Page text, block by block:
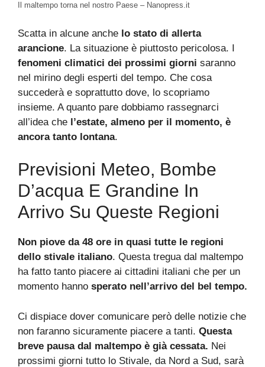
Il maltempo torna nel nostro Paese – Nanopress.it
Scatta in alcune anche lo stato di allerta
arancione. La situazione è piuttosto pericolosa. I
fenomeni climatici dei prossimi giorni saranno
nel mirino degli esperti del tempo. Che cosa
succederà e soprattutto dove, lo scopriamo
insieme. A quanto pare dobbiamo rassegnarci
all’idea che l’estate, almeno per il momento, è
ancora tanto lontana.
Previsioni Meteo, Bombe
D’acqua E Grandine In
Arrivo Su Queste Regioni
Non piove da 48 ore in quasi tutte le regioni
dello stivale italiano. Questa tregua dal maltempo
ha fatto tanto piacere ai cittadini italiani che per un
momento hanno sperato nell’arrivo del bel tempo.
Ci dispiace dover comunicare però delle notizie che
non faranno sicuramente piacere a tanti. Questa
breve pausa dal maltempo è già cessata. Nei
prossimi giorni tutto lo Stivale, da Nord a Sud, sarà